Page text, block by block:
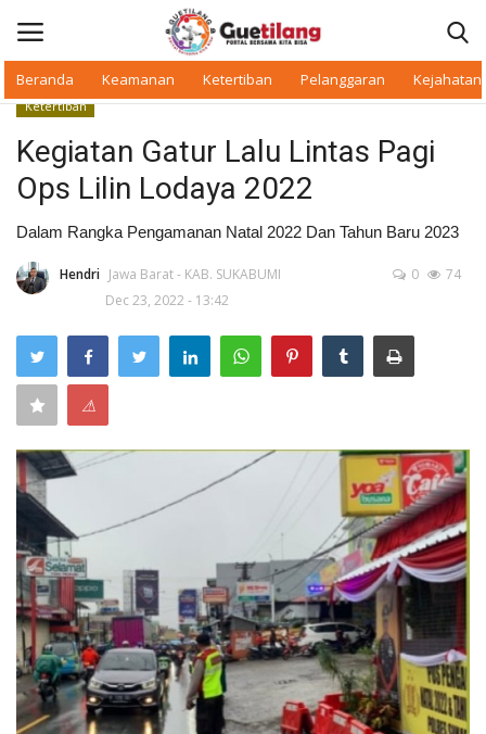
Beranda Keamanan Ketertiban Pelanggaran Kejahatan
Beranda
Makan Bergizi
Warkop Digital
Pelanggaran
Ketertiban
Keamanan
Kejahatan
Cybers Event
UMKM & Ekonomi Kreatif
Ketertiban
Kegiatan Gatur Lalu Lintas Pagi
Ops Lilin Lodaya 2022
Dalam Rangka Pengamanan Natal 2022 Dan Tahun Baru 2023
Hendri Jawa Barat - KAB. SUKABUMI
Dec 23, 2022 - 13:42
0 74
⚠